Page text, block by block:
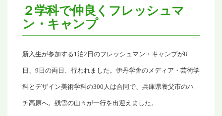
２学科で仲良くフレッシュマ
ン・キャンプ
新入生が参加する1 泊2 日のフレッシュマン・キャンプが8
日、 9 日の両日、行われました。伊丹学舎のメディア・芸術学
科とデザイン美術学科の300 人は合同で、兵庫県養父市のハ
チ高原へ。残雪の山々が一行を出迎えました。